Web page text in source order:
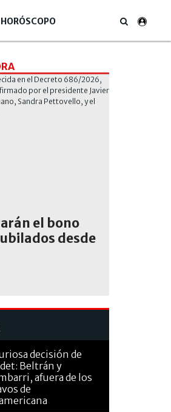
HORÓSCOPO
el bono
desde
decisión de
Beltrán y
afuera de los
de